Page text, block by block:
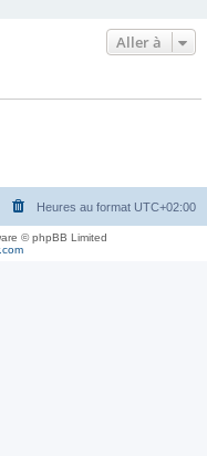
Aller à
Heures au format UTC+02:00
© phpBB Limited